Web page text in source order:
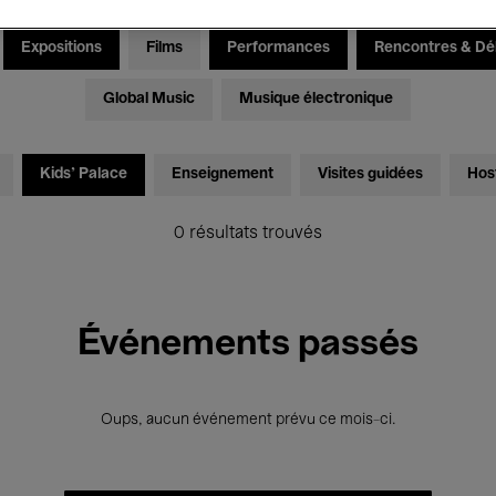
Expositions Films Performances Rencontres &
Global Music Musique électronique
Kids’ Palace Enseignement Visites guidées
0 résultats trouvés
Événements passés
Oups, aucun événement prévu ce mois-ci.